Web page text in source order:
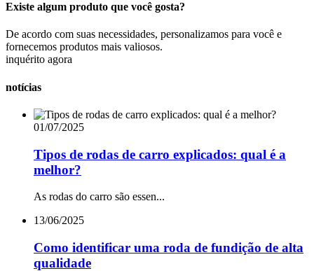
Existe algum produto que você gosta?
De acordo com suas necessidades, personalizamos para você e
fornecemos produtos mais valiosos.
inquérito agora
notícias
01/07/2025
Tipos de rodas de carro explicados: qual é a
melhor?
As rodas do carro são essen...
13/06/2025
Como identificar uma roda de fundição de alta
qualidade